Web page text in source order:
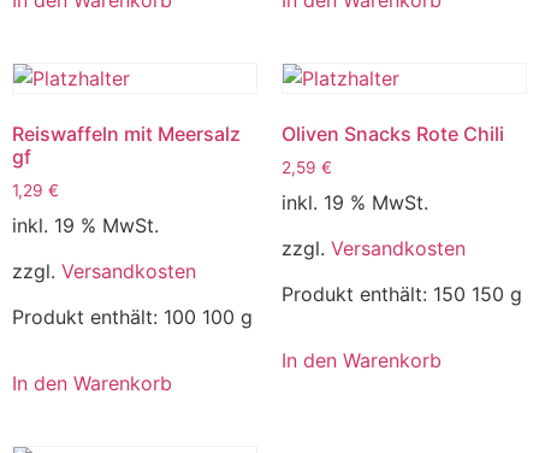
Reiswaffeln mit Meersalz
gf
1,29 €
inkl. 19 % MwSt.
zzgl. Versandkosten
Produkt enthält: 100 100 g
In den Warenkorb
Oliven Snacks Rote Chili
2,59 €
inkl. 19 % MwSt.
zzgl. Versandkosten
Produkt enthält: 150 150 g
In den Warenkorb